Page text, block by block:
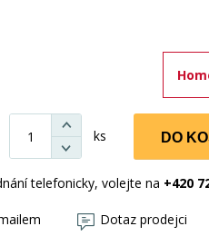
ks DO
telefonicky, volejte na +420
Dotaz prodejci